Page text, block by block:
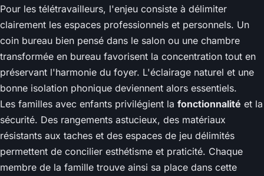
Pour les télétravailleurs, l'enjeu consiste à délimiter
clairement les espaces professionnels et personnels. Un
coin bureau bien pensé dans le salon ou une chambre
transformée en bureau favorisent la concentration tout en
préservant l'harmonie du foyer. L'éclairage naturel et une
bonne isolation phonique deviennent alors essentiels.
Les familles avec enfants privilégient la fonctionnalité et la
sécurité. Des rangements astucieux, des matériaux
résistants aux taches et des espaces de jeu délimités
permettent de concilier esthétisme et praticité. Chaque
membre de la famille trouve ainsi sa place dans cette